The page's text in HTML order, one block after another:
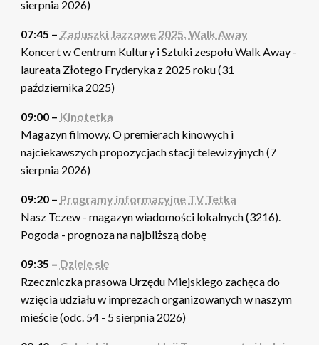
sierpnia 2026)
07:45 – Zaduszki Jazzowe 2025. Walk Away
Koncert w Centrum Kultury i Sztuki zespołu Walk Away -
laureata Złotego Fryderyka z 2025 roku (31
października 2025)
09:00 – Kinotetka
Magazyn filmowy. O premierach kinowych i
najciekawszych propozycjach stacji telewizyjnych (7
sierpnia 2026)
09:20 – Programy informacyjne TV Tetka
Nasz Tczew - magazyn wiadomości lokalnych (3216).
Pogoda - prognoza na najbliższą dobę
09:35 – Dzieje się
Rzeczniczka prasowa Urzędu Miejskiego zachęca do
wzięcia udziału w imprezach organizowanych w naszym
mieście (odc. 54 - 5 sierpnia 2026)